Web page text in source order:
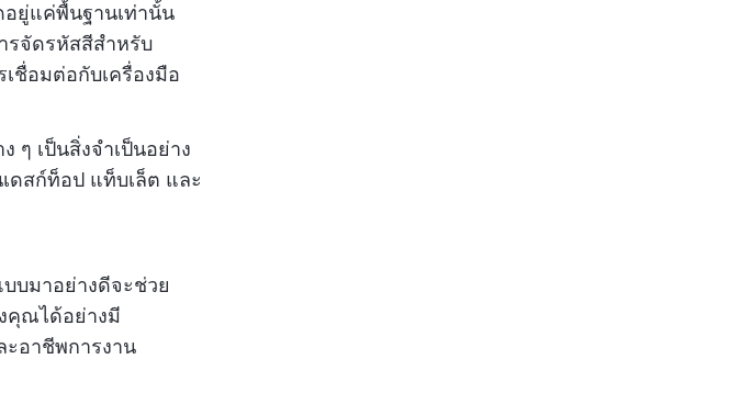
อยู่แค่พื้นฐานเท่านั้น
รจัดรหัสสีสำหรับ
ชื่อมต่อกับเครื่องมือ
ๆ เป็นสิ่งจำเป็นอย่าง
ดสก์ท็อป แท็บเล็ต และ
บมาอย่างดีจะช่วย
คุณได้อย่างมี
อาชีพการงาน